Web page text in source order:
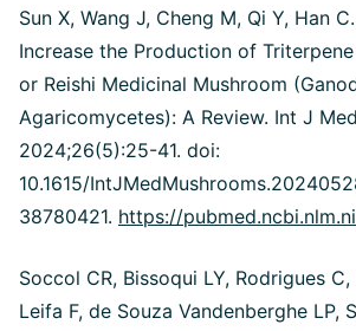
Sun X, Wang J, Cheng M, Qi Y, Han
Increase the Production of
or Reishi Medicinal Mushroom
Agaricomycetes): A Review. Int J
2024;26(5):25-41. doi:
10.1615/
38780421. https://
Soccol CR, Bissoqui LY, Rodrigues C,
Leifa F, de Souza Vandenberghe LP,